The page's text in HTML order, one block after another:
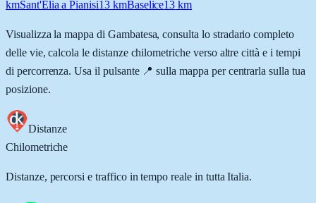
kmSant'Elia a Pianisi13kmBaselice13 km
Visualizza la mappa di Gambatesa, consulta lo stradario completo
delle vie, calcola le distanze chilometriche verso altre città e i tempi
di percorrenza. Usa il pulsante 📍 sulla mappa per centrarla sulla tua
posizione.
Distanze
Chilometriche
Distanze, percorsi e traffico in tempo reale in tutta Italia.